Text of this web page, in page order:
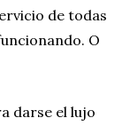
de todas
O
darse el lujo